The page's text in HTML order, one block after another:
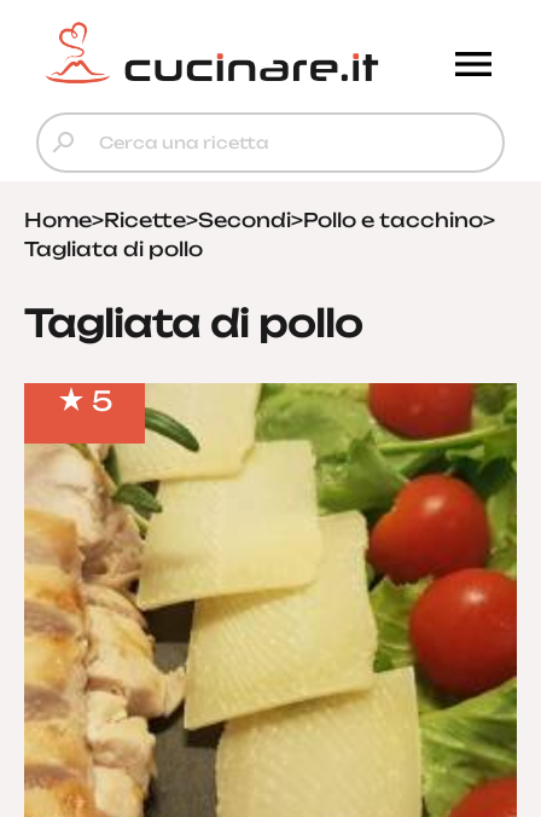
Home>Ricette>Secondi>Pollo e tacchino>
Tagliata di pollo
Tagliata di pollo
5